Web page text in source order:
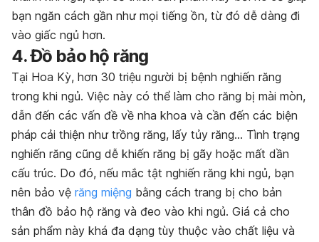
bạn ngăn cách gần như mọi tiếng ồn, từ đó dễ dàng đi
vào giấc ngủ hơn.
4. Đồ bảo hộ răng
Tại Hoa Kỳ, hơn 30 triệu người bị bệnh nghiến răng
trong khi ngủ. Việc này có thể làm cho răng bị mài mòn,
dẫn đến các vấn đề về nha khoa và cần đến các biện
pháp cải thiện như trồng răng, lấy tủy răng… Tình trạng
nghiến răng cũng dễ khiến răng bị gãy hoặc mất dần
cấu trúc. Do đó, nếu mắc tật nghiến răng khi ngủ, bạn
nên bảo vệ răng miệng bằng cách trang bị cho bản
thân đồ bảo hộ răng và đeo vào khi ngủ. Giá cả cho
sản phẩm này khá đa dạng tùy thuộc vào chất liệu và